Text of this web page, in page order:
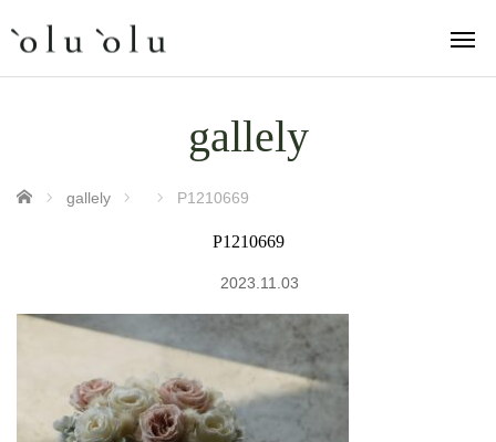
gallely
ホーム gallely P1210669
P1210669
2023.11.03